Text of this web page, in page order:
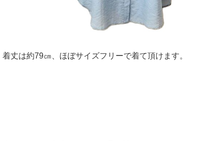
着丈は約79㎝、ほぼサイズフリーで着て頂けます。